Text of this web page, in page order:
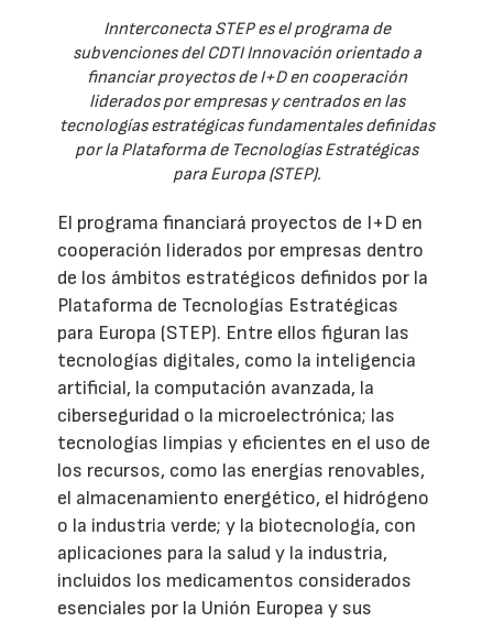
Innterconecta STEP es el programa de
subvenciones del CDTI Innovación orientado a
financiar proyectos de I+D en cooperación
liderados por empresas y centrados en las
tecnologías estratégicas fundamentales definidas
por la Plataforma de Tecnologías Estratégicas
para Europa (STEP).
El programa financiará proyectos de I+D en
cooperación liderados por empresas dentro
de los ámbitos estratégicos definidos por la
Plataforma de Tecnologías Estratégicas
para Europa (STEP). Entre ellos figuran las
tecnologías digitales, como la inteligencia
artificial, la computación avanzada, la
ciberseguridad o la microelectrónica; las
tecnologías limpias y eficientes en el uso de
los recursos, como las energías renovables,
el almacenamiento energético, el hidrógeno
o la industria verde; y la biotecnología, con
aplicaciones para la salud y la industria,
incluidos los medicamentos considerados
esenciales por la Unión Europea y sus